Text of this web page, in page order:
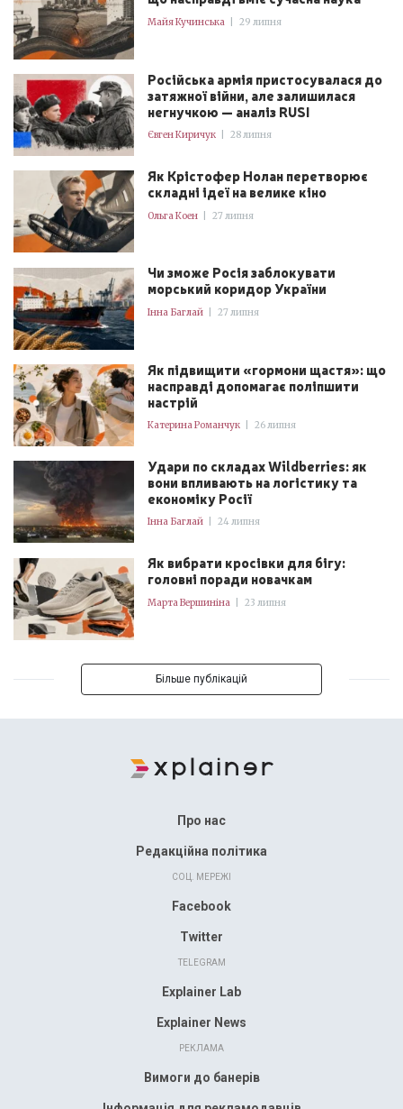
Майя Кучинська 29 липня
Російська армія пристосувалася до
затяжної війни, але залишилася
негнучкою — аналіз RUSI
Євген Киричук 28 липня
Як Крістофер Нолан перетворює
складні ідеї на велике кіно
Ольга Коен 27 липня
Чи зможе Росія заблокувати
морський коридор України
Інна Баглай 27 липня
Як підвищити «гормони щастя»: що
насправді допомагає поліпшити
настрій
Катерина Романчук 26 липня
Удари по складах Wildberries: як
вони впливають на логістику та
економіку Росії
Інна Баглай 24 липня
Як вибрати кросівки для бігу:
головні поради новачкам
Марта Вершиніна 23 липня
Більше публікацій
Про нас
Редакційна політика
СОЦ. МЕРЕЖІ
Facebook
Twitter
TELEGRAM
Explainer Lab
Explainer News
РЕКЛАМА
Вимоги до банерів